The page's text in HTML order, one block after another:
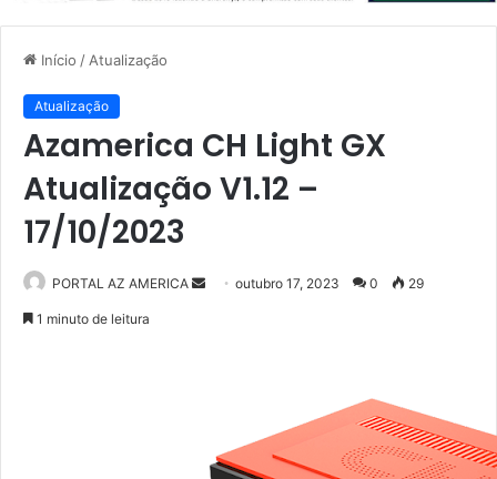
Início / Atualização
Atualização
Azamerica CH Light GX
Atualização V1.12 –
17/10/2023
PORTAL AZ AMERICA
e
outubro 17, 2023 0 29
1 minuto de leitura